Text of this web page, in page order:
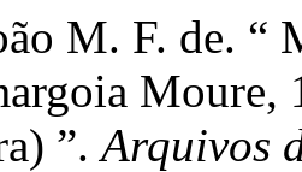
M. F. de.
Moure,
”.Arquivos